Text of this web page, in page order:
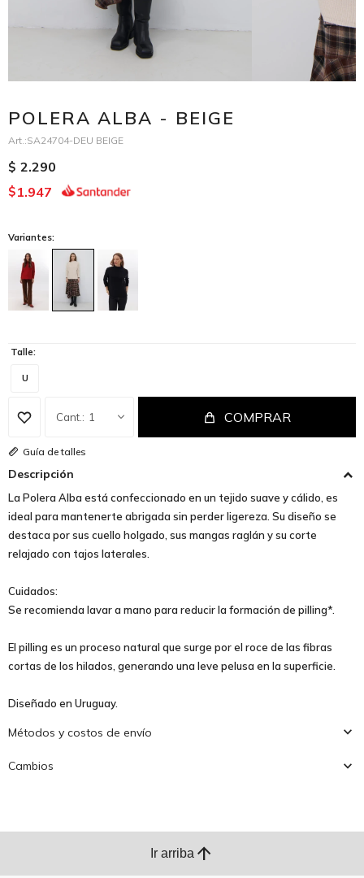
POLERA ALBA - BEIGE
SA24704-DEU BEIGE
$ 2.290
$1.947
Variantes:
Talle:
U
1 COMPRAR
Guía de talles
Descripción
La Polera Alba está confeccionado en un tejido suave y cálido, es
ideal para mantenerte abrigada sin perder ligereza. Su diseño se
destaca por sus cuello holgado, sus mangas raglán y su corte
relajado con tajos laterales.
Cuidados:
Se recomienda lavar a mano para reducir la formación de pilling*.
El pilling es un proceso natural que surge por el roce de las fibras
cortas de los hilados, generando una leve pelusa en la superficie.
Diseñado en Uruguay.
Métodos y costos de envío
Cambios
Ir arriba arrow_upward